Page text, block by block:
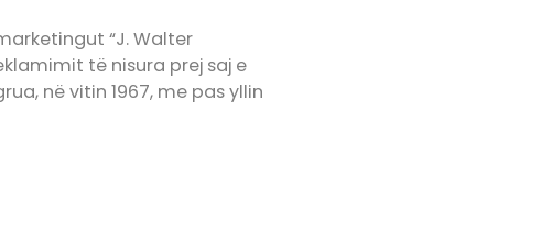
“J. Walter
të nisura prej saj e
në vitin 1967, me pas yllin